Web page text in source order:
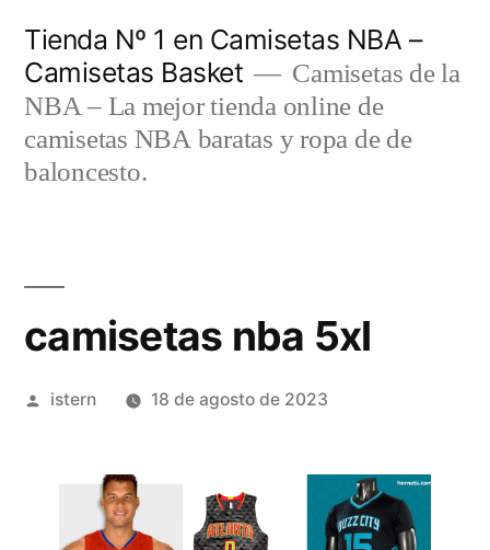
contenido
Tienda Nº 1 en Camisetas NBA –
Camisetas Basket
Camisetas de la
NBA – La mejor tienda online de
camisetas NBA baratas y ropa de de
baloncesto.
camisetas nba 5xl
Publicado
istern 18 de agosto de 2023